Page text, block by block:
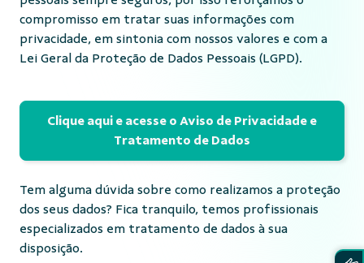
compromisso em tratar suas informações com
privacidade, em sintonia com nossos valores e com a
Lei Geral da Proteção de Dados Pessoais (LGPD).
Clique aqui e acesse o Aviso de Privacidade e
Tratamento de Dados
Tem alguma dúvida sobre como realizamos a proteção
dos seus dados? Fica tranquilo, temos profissionais
especializados em tratamento de dados à sua
disposição.